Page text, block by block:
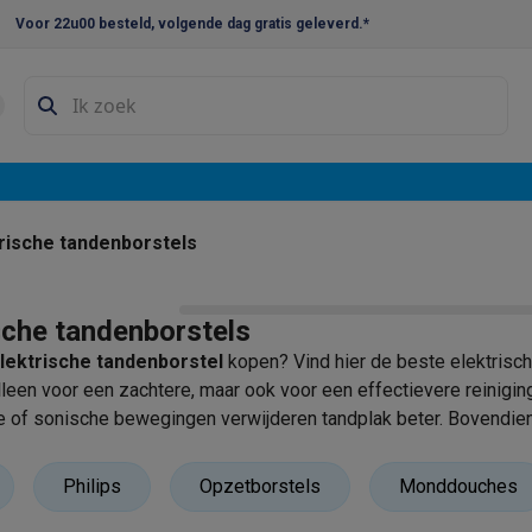
Voor 22u00 besteld, volgende dag gratis geleverd.*
koelkastenAmerikaanse koelkastenWijnkoelkasten
koelkastenInbouw diepvriezers
Gasfornuizen
Juicers Eierkokers Yoghurtmachines
Accessoires
tandenborstels
tandenborstels
tandenborstelkopen? Vind hier de beste
voor een zachtere, maar ook voor een effectievere
of sonische bewegingen verwijderen tandplak beter.
Philips Opzetborstels Monddouches